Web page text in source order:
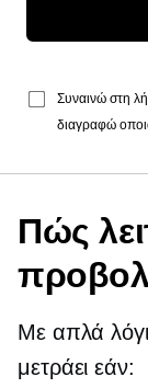
Συναινώ στη
διαγραφώ
Πώς
Με απλά
μετράει εάν: